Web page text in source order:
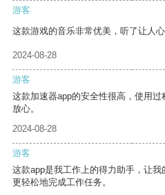
游客
这款游戏的音乐非常优美，听了让人心
2024-08-28
游客
这款加速器app的安全性很高，使用
放心。
2024-08-28
游客
这款app是我工作上的得力助手，让
更轻松地完成工作任务。